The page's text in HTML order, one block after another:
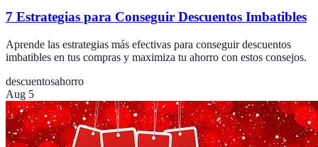
7 Estrategias para Conseguir Descuentos Imbatibles
Aprende las estrategias más efectivas para conseguir descuentos
imbatibles en tus compras y maximiza tu ahorro con estos consejos.
descuentosahorro
Aug 5